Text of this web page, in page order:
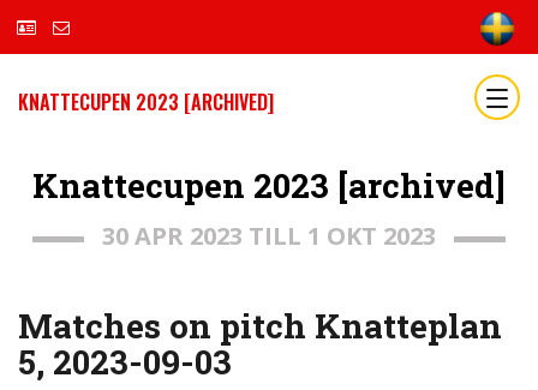
KNATTECUPEN 2023 [ARCHIVED]
Knattecupen 2023 [archived]
30 APR 2023 TILL 1 OKT 2023
Matches on pitch Knatteplan
5, 2023-09-03